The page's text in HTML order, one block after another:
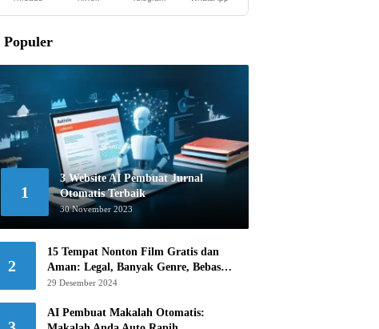
Populer
1
3 Website AI Pembuat Jurnal
Otomatis Terbaik
30 November 2023
2
15 Tempat Nonton Film Gratis dan
Aman: Legal, Banyak Genre, Bebas
Khawatir!
29 Desember 2024
AI Pembuat Makalah Otomatis: